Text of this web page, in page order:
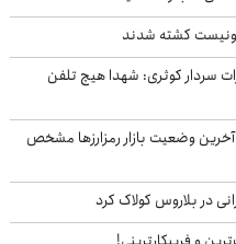
کشته شدند
سردار کوثری: شهدا هیچ تلفن
آخرین وضعیت بازار رمزارزها مشخص
در بلاروس کولاک کرد